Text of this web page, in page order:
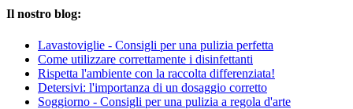
Il nostro blog:
Lavastoviglie - Consigli per una pulizia perfetta
Come utilizzare correttamente i disinfettanti
Rispetta l'ambiente con la raccolta differenziata!
Detersivi: l'importanza di un dosaggio corretto
Soggiorno - Consigli per una pulizia a regola d'arte